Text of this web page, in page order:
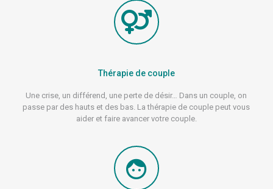
Thérapie de couple
Une crise, un différend, une perte de désir… Dans un couple, on
passe par des hauts et des bas. La thérapie de couple peut vous
aider et faire avancer votre couple.